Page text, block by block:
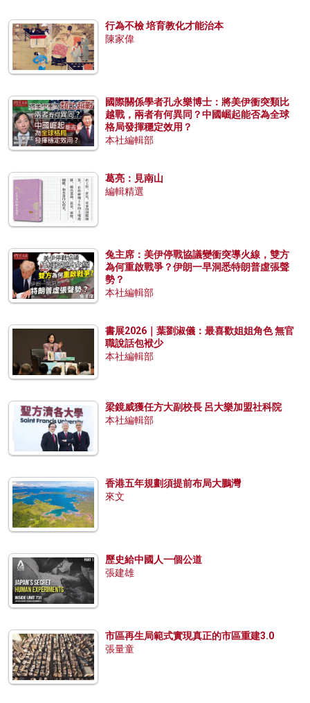
行為不檢 培育教化才能治本
陳家偉
國際關係學者孔永樂博士：將美伊衝突類比
越戰，兩者有何異同？中國崛起能否為全球
格局發揮穩定效用？
本社編輯部
葛亮：見南山
編輯精選
兔主席：美伊停戰協議變衝突導火線，雙方
為何重啟戰爭？伊朗一早洞悉特朗普虛張聲
勢？
本社編輯部
書展2026｜葉劉淑儀：最喜歡姐姐角色 無官
職說話包袱少
本社編輯部
梁鏡威獲任方大副校長 呂大樂加盟社科院
本社編輯部
香港五年規劃須提前布局大鵬灣
來文
歷史給中國人一個公道
張建雄
市區再生局範式實現真正的市區重建3.0
張量童